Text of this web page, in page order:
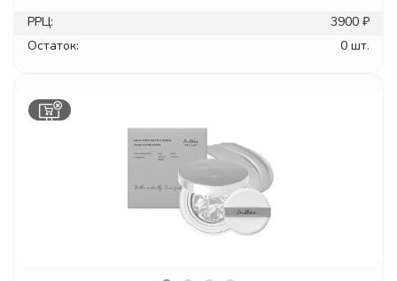
РРЦ:
3900 ₽
Остаток:
0 шт.